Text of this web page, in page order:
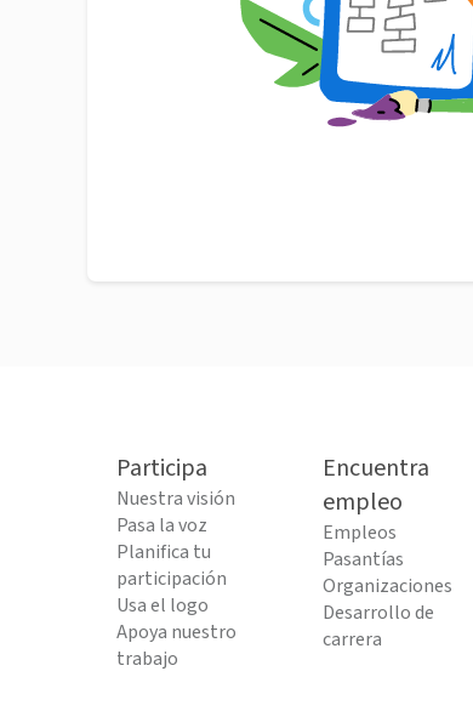
Participa
Nuestra visión
Pasa la voz
Planifica tu
participación
Usa el logo
Apoya nuestro
trabajo
Encuentra
empleo
Empleos
Pasantías
Organizaciones
Desarrollo de
carrera